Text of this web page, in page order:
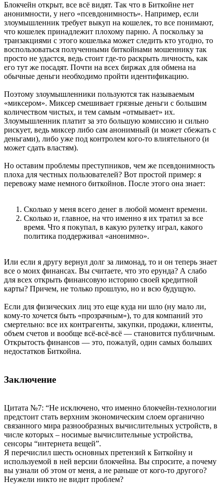
Блокчейн открыт, все всё видят. Так что в Биткойне нет
анонимности, у него «псевдонимность». Например, если
злоумышленник требует выкуп на кошелек, то все понимают,
что кошелек принадлежит плохому парню. А поскольку за
транзакциями с этого кошелька может следить кто угодно, то
воспользоваться полученными биткойнами мошеннику так
просто не удастся, ведь стоит где-то раскрыть личность, как
его тут же посадят. Почти на всех биржах для обмена на
обычные деньги необходимо пройти идентификацию.
Поэтому злоумышленники пользуются так называемым
«миксером». Миксер смешивает грязные деньги с большим
количеством чистых, и тем самым «отмывает» их.
Злоумышленник платит за это большую комиссию и сильно
рискует, ведь миксер либо сам анонимный (и может сбежать с
деньгами), либо уже под контролем кого-то влиятельного (и
может сдать властям).
Но оставим проблемы преступников, чем же псевдонимность
плоха для честных пользователей? Вот простой пример: я
перевожу маме немного биткойнов. После этого она знает:
Сколько у меня всего денег в любой момент времени.
Сколько и, главное, на что именно я их тратил за все
время. Что я покупал, в какую рулетку играл, какого
политика поддерживал «анонимно».
Или если я другу вернул долг за лимонад, то и он теперь знает
все о моих финансах. Вы считаете, что это ерунда? А слабо
для всех открыть финансовую историю своей кредитной
карты? Причем, не только прошлую, но и всю будущую.
Если для физических лиц это еще куда ни шло (ну мало ли,
кому-то хочется быть «прозрачным»), то для компаний это
смертельно: все их контрагенты, закупки, продажи, клиенты,
объем счетов и вообще всё-всё-всё — становится публичным.
Открытость финансов — это, пожалуй, один самых больших
недостатков Биткойна.
Заключение
Цитата №7: “Не исключено, что именно блокчейн-технологии
предстоит стать верхним экономическим слоем органично
связанного мира разнообразных вычислительных устройств, в
числе которых – носимые вычислительные устройства,
сенсоры “интернета вещей”.
Я перечислил шесть основных претензий к Биткойну и
используемой в ней версии блокчейна. Вы спросите, а почему
вы узнали об этом от меня, а не раньше от кого-то другого?
Неужели никто не видит проблем?